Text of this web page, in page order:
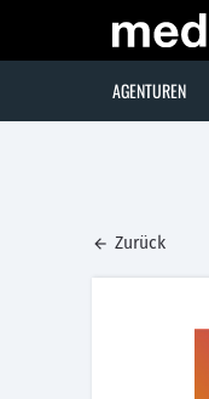
AGENTUREN
Zurück